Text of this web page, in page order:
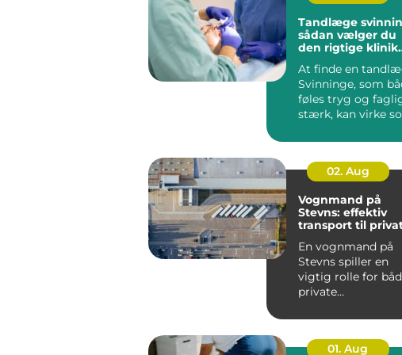
Tandlæge
sådan vælger du
den rigtige klinik
At finde en
Svinninge, som
føles tryg og
stærk, kan virke
02. Aug
Vognmand på
Stevns: effektiv
transport til
En vognmand på
Stevns spiller en
vigtig rolle for
private
01. Aug